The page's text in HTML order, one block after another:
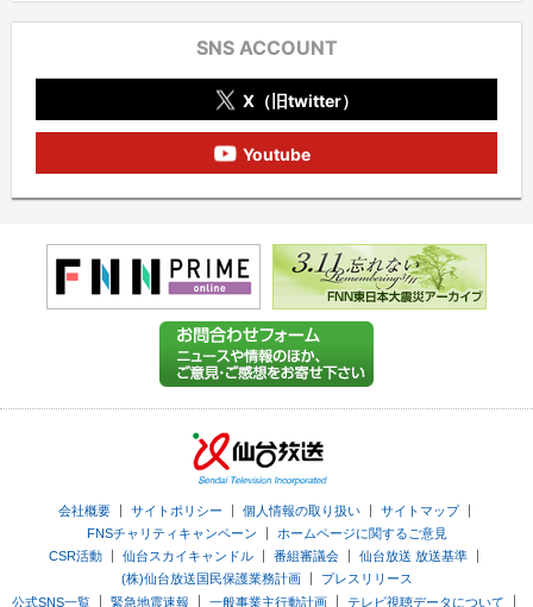
SNS ACCOUNT
X（旧twitter）
Youtube
会社概要｜ サイトポリシー ｜ 個人情報の取り扱い｜ サイトマップ｜
FNSチャリティキャンペーン
ホームページに関するご意見
CSR活動
仙台スカイキャンドル 番組審議会 仙台放送 放送基準
(株)仙台放送国民保護業務計画｜
プレスリリース
公式SNS一覧
緊急地震速報 一般事業主行動計画 テレビ視聴データについて